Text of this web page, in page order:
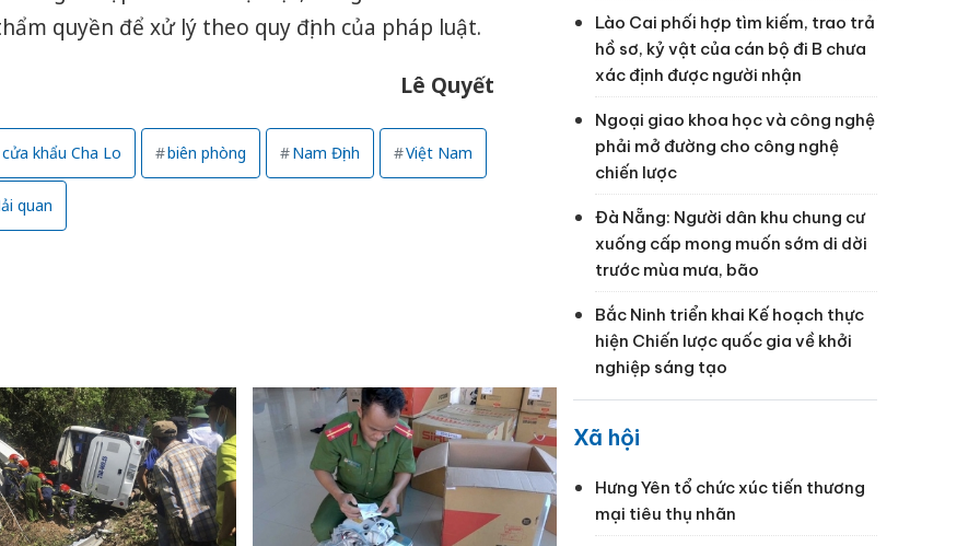
quyền để xử lý theo quy định của pháp luật.
Lê Quyết
cửa khẩu Cha Lo biên phòng Nam Định Việt Nam
quan
Lào Cai phối hợp tìm kiếm, trao trả
hồ sơ, kỷ vật của cán bộ đi B chưa
xác định được người nhận
Ngoại giao khoa học và công nghệ
phải mở đường cho công nghệ
chiến lược
Đà Nẵng: Người dân khu chung cư
xuống cấp mong muốn sớm di dời
trước mùa mưa, bão
Bắc Ninh triển khai Kế hoạch thực
hiện Chiến lược quốc gia về khởi
nghiệp sáng tạo
Xã hội
Hưng Yên tổ chức xúc tiến thương
mại tiêu thụ nhãn